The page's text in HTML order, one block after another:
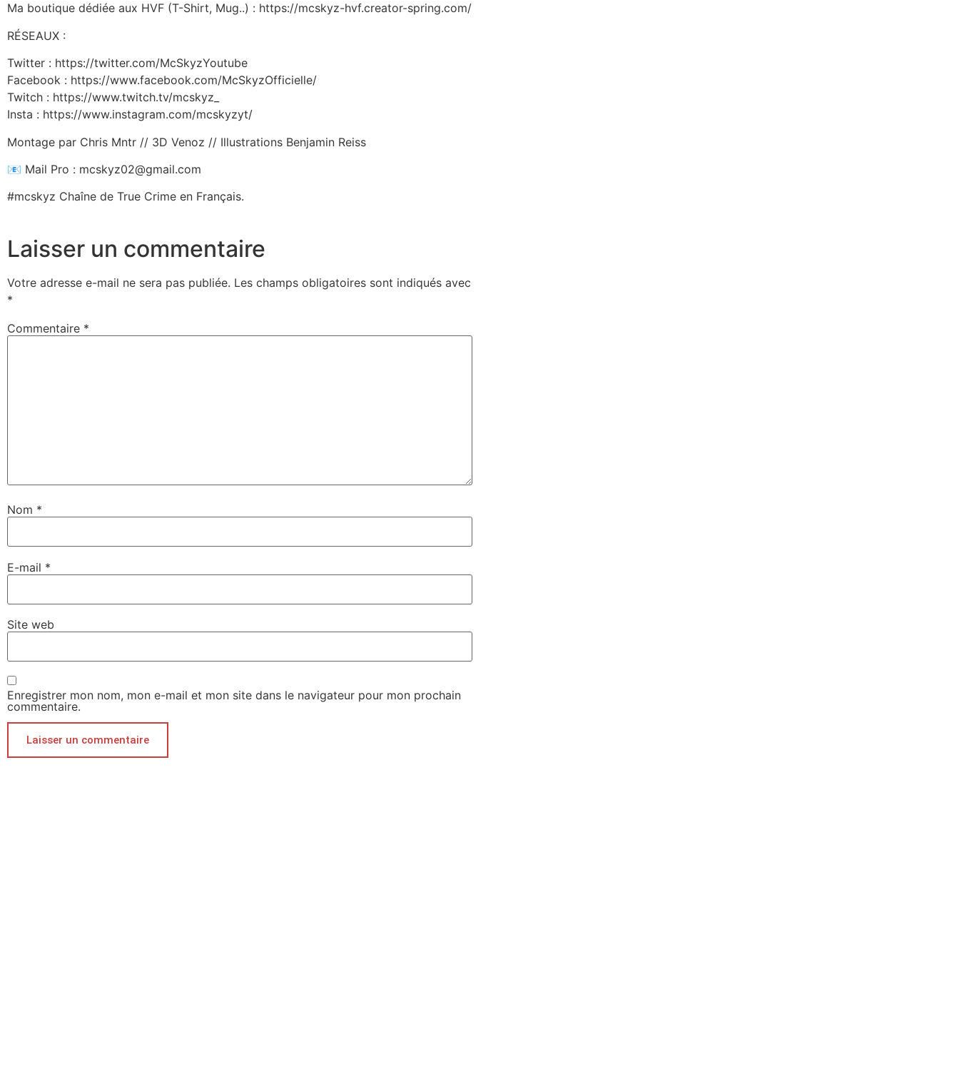
Ma boutique dédiée aux HVF (T-Shirt, Mug..) : https://mcskyz-hvf.creator-spring.com/
RÉSEAUX :
Twitter : https://twitter.com/McSkyzYoutube
Facebook : https://www.facebook.com/McSkyzOfficielle/
Twitch : https://www.twitch.tv/mcskyz_
Insta : https://www.instagram.com/mcskyzyt/
Montage par Chris Mntr // 3D Venoz // Illustrations Benjamin Reiss
📧 Mail Pro : mcskyz02@gmail.com
#mcskyz Chaîne de True Crime en Français.
Laisser un commentaire
Votre adresse e-mail ne sera pas publiée. Les champs obligatoires sont indiqués avec
*
Commentaire *
Nom *
E-mail *
Site web
Enregistrer mon nom, mon e-mail et mon site dans le navigateur pour mon prochain
commentaire.